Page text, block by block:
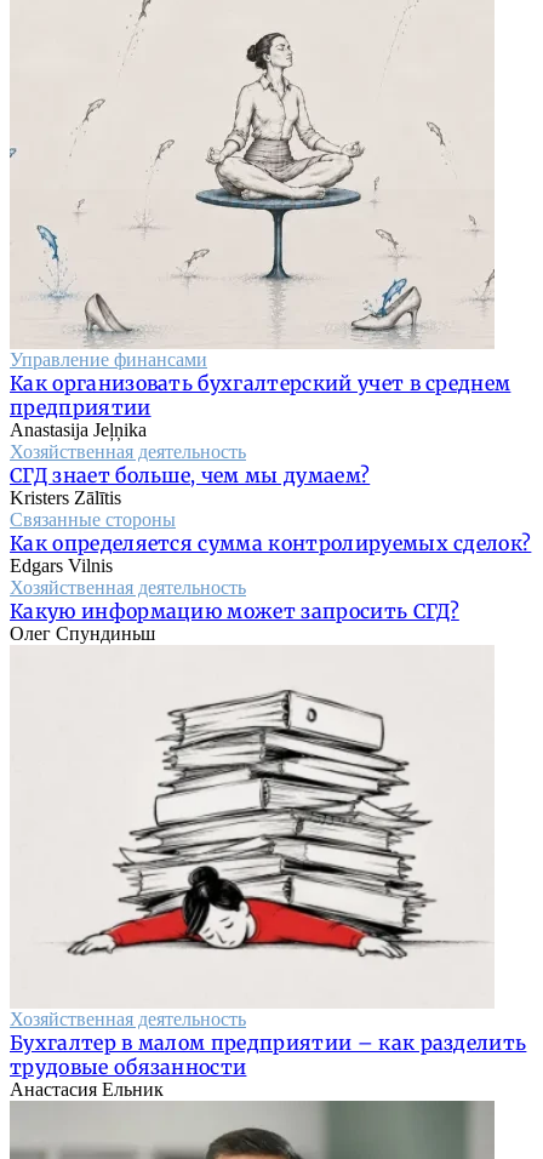
Управление финансами
Как организовать бухгалтерский учет в среднем
предприятии
Anastasija Jeļņika
Хозяйственная деятельность
СГД знает больше, чем мы думаем?
Kristers Zālītis
Связанные стороны
Как определяется сумма контролируемых сделок?
Edgars Vilnis
Хозяйственная деятельность
Какую информацию может запросить СГД?
Олег Спундиньш
Хозяйственная деятельность
Бухгалтер в малом предприятии – как разделить
трудовые обязанности
Анастасия Ельник